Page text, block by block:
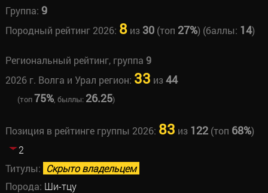
Группа: 9
Породный рейтинг 2026: 8из 30(топ 27%) (баллы: 14)
Региональный рейтинг, группа 9
2026 г. Волга и Урал регион: 33 из44
(топ75%, быллы: 26.25)
Позиция в рейтинге группы 2026: 83 из 122(топ 68%)
2
Титулы: Скрыто владельцем
Порода: Ши-тцу